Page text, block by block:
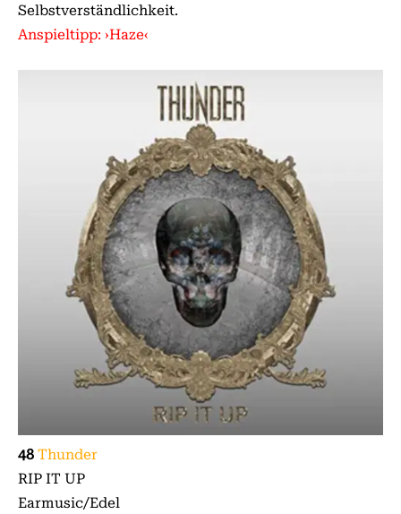
Selbstverständlichkeit.
Anspieltipp: ›Haze‹
48 Thunder
RIP IT UP
Earmusic/Edel